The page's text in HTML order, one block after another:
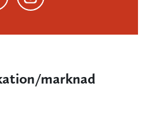
marknad